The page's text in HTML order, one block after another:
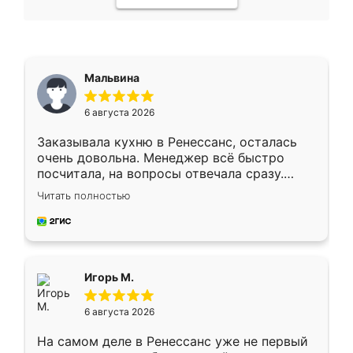
Мальвина
6 августа 2026
Заказывала кухню в Ренессанс, осталась
очень довольна. Менеджер всё быстро
посчитала, на вопросы отвечала сразу.
Замерщик приехал в субботу, подошёл к
делу со всей ответственностью. Собрали
за день, ребята работали аккуратно, даже
Читать полностью
Игорь М.
6 августа 2026
На самом деле в Ренессанс уже не первый